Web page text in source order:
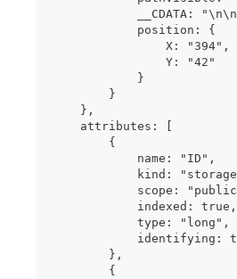
__CDATA:
            position: {
                X: "394",
                Y: "42"
            }
        }
    },
    attributes: [
        {
            name: "ID",
kind:
scope:
            indexed: true,
            type: "long",
identifying:
        },
        {